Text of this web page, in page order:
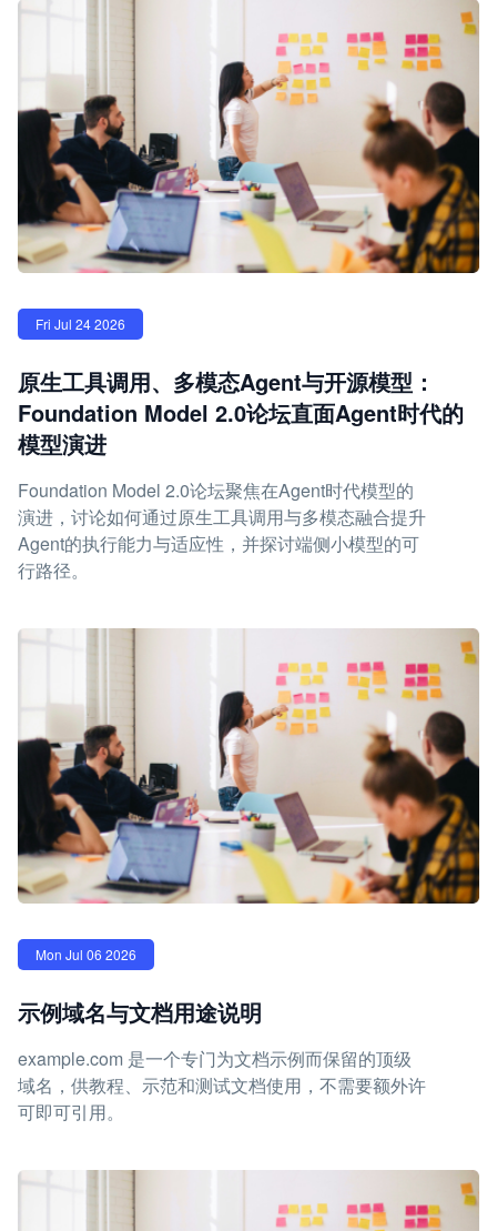
Fri Jul 24 2026
原生工具调用、多模态Agent与开源模型：
Foundation Model 2.0论坛直面Agent时代的
模型演进
Foundation Model 2.0论坛聚焦在Agent时代模型的
演进，讨论如何通过原生工具调用与多模态融合提升
Agent的执行能力与适应性，并探讨端侧小模型的可
行路径。
Mon Jul 06 2026
示例域名与文档用途说明
example.com 是一个专门为文档示例而保留的顶级
域名，供教程、示范和测试文档使用，不需要额外许
可即可引用。